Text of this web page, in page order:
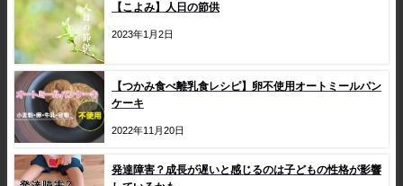
【こよみ】人日の節供
2023年1月2日
【つかみ食べ離乳食レシピ】卵不使用オートミールパン
ケーキ
2022年11月20日
発達障害？成長が遅いと感じるのは子どもの性格が影響